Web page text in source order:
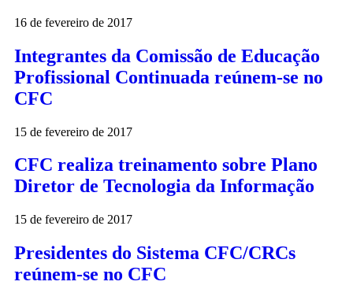
16 de fevereiro de 2017
Integrantes da Comissão de Educação
Profissional Continuada reúnem-se no
CFC
15 de fevereiro de 2017
CFC realiza treinamento sobre Plano
Diretor de Tecnologia da Informação
15 de fevereiro de 2017
Presidentes do Sistema CFC/CRCs
reúnem-se no CFC